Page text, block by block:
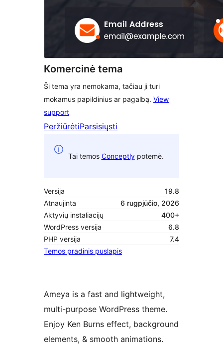
Komercinė tema
Ši tema yra nemokama, tačiau ji turi
mokamus papildinius ar pagalbą. View
support
PeržiūrėtiParsisiųsti
Tai temos Conceptlypotemė.
Versija
19.8
Atnaujinta
6 rugpjūčio, 2026
Aktyvių instaliacijų
400+
WordPress versija
6.8
PHP versija
7.4
Temos pradinis puslapis
Ameya is a fast and lightweight,
multi-purpose WordPress theme.
Enjoy Ken Burns effect, background
elements, & smooth animations.